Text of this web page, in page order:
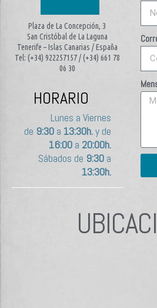
Plaza de La Concepción, 3
San Cristóbal de La Laguna
Tenerife – Islas Canarias / España
Tel: (+34) 922257157 / (+34) 661 78
06 30
HORARIO
Lunes a Viernes
de 9:30a 13:30h.y de
16:00a 20:00h.
Sábados de 9:30a
13:30h.